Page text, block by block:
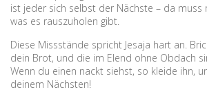
ist jeder sich selbst der Nächste – da muss
was es rauszuholen gibt.
Diese Missstände spricht Jesaja hart an.
dein Brot, und die im Elend ohne Obdach
Wenn du einen nackt siehst, so kleide ihn,
deinem Nächsten!